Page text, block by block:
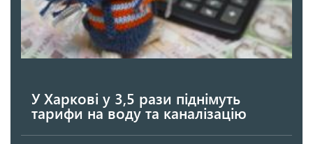
У Харкові у 3,5 рази піднімуть
тарифи на воду та каналізацію